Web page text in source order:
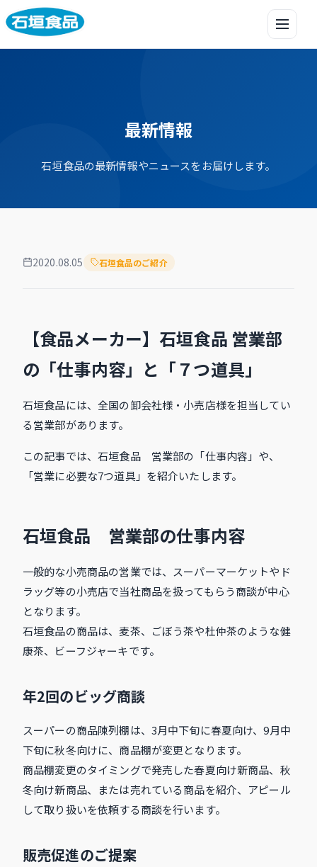
メニュ
最新情報
石垣食品の最新情報やニュースをお届けします。
2020.08.05 石垣食品のご紹介
【食品メーカー】石垣食品 営業部
の「仕事内容」と「７つ道具」
石垣食品には、全国の卸会社様・小売店様を担当してい
る営業部があります。
この記事では、石垣食品 営業部の「仕事内容」や、
「営業に必要な7つ道具」 を紹介いたします。
石垣食品 営業部の仕事内容
一般的な小売商品の営業では、スーパーマーケットやド
ラッグ等の小売店で当社商品を扱ってもらう商談が中心
となります。
石垣食品の商品は、麦茶、ごぼう茶や杜仲茶のような健
康茶、ビーフジャーキです。
年2回のビッグ商談
スーパーの商品陳列棚は、3月中下旬に春夏向け、9月中
下旬に秋冬向けに、商品棚が変更となります。
商品棚変更のタイミングで発売した春夏向け新商品、秋
冬向け新商品、または売れている商品を紹介、アピール
して取り扱いを依頼する商談を行います。
販売促進のご提案